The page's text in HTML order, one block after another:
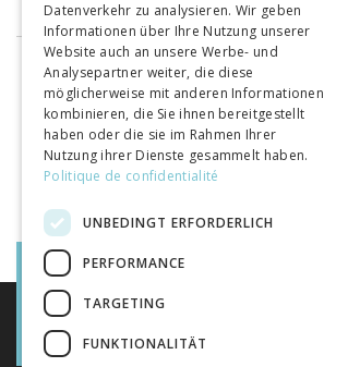
ERSCHEINUNGSJAHR
Datenverkehr zu analysieren. Wir geben
Informationen über Ihre Nutzung unserer
Website auch an unsere Werbe- und
Analysepartner weiter, die diese
möglicherweise mit anderen Informationen
kombinieren, die Sie ihnen bereitgestellt
haben oder die sie im Rahmen Ihrer
Nutzung ihrer Dienste gesammelt haben.
Politique de confidentialité
UNBEDINGT ERFORDERLICH
PERFORMANCE
TARGETING
FUNKTIONALITÄT